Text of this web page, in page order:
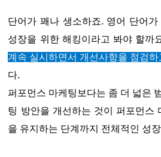
단어가 꽤나 생소하죠. 영어 단어
성장을 위한 해킹이라고 봐야 할까
계속 실시하면서 개선사항을 점검
다.
퍼포먼스 마케팅보다는 좀 더 넓은
팅 방안을 개선하는 것이 퍼포먼스
을 유지하는 단계까지 전체적인 성